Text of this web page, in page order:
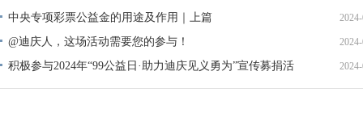
中央专项彩票公益金的用途及作用｜上篇
@迪庆人，这场活动需要您的参与！
积极参与2024年“99公益日·助力迪庆见义勇为”宣传募捐活
动倡议书